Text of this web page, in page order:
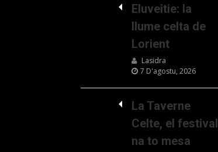
Eluveitie: la
llume celta de
Lorient
Lasidra
7 D'agostu, 2026
La Taverne
Celte, el festival
na to mesa